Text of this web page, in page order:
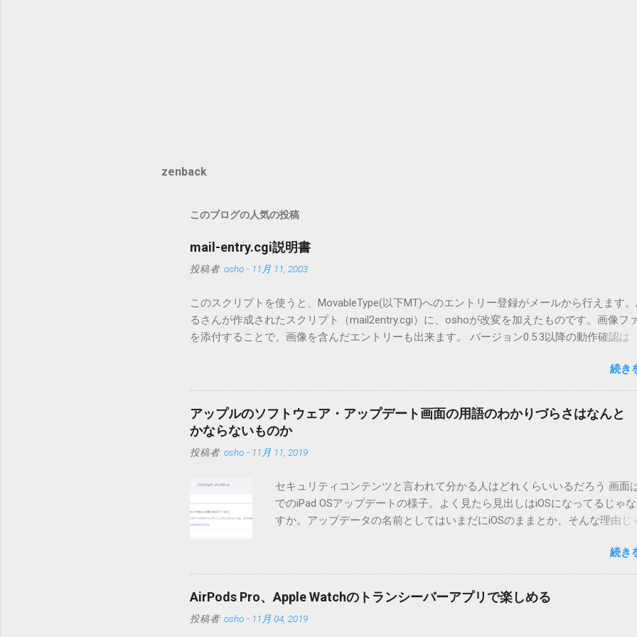
zenback
このブログの人気の投稿
mail-entry.cgi説明書
投稿者: osho - 11月 11, 2003
このスクリプトを使うと、MovableType(以下MT)へのエントリー登録がメールから行えます
るさんが作成されたスクリプト（mail2entry.cgi）に、oshoが改変を加えたものです。画像フ
を添付することで、画像を含んだエントリーも出来ます。 バージョン0.5.3以降の動作確認は
す。 現在のバージョンは0.5.3です。（2004/12/4リリース）※0.6.3を公開しています。まだ
点が多いため、こちらにはリンクしていません。安定を求める方は0.5.3を、新版の機能が必
は0.6.3をご利用ください。 こちら からどうぞ。 0.3.6までのバージョンに、エントリーが重
されてしまう不具合が存在しています。最新版へのアップデートを強くお勧めしてます。
entry.zipをダウンロードするにはここをクリックしてください。 （Windowsから解凍したフ
を見ると「_MACOSX」というフォルダと、同名のファイルが含まれていますが、関係ありま
うようです。） Ver.0.3.0以降用の差分ファイルはこちら 。ZIP圧縮してまとめてあります。
バージョン番号と同じバージョン番号を持つパッチを適用してください。バージョンが古い
一つずつ順に適用していく必要があります。0.5.0以降は、パッチが正常に当てられるかどう
目的となっています。 まずはどんなふうに使うものか説明し、設置方法は後述します。 使い
ール本文の1行目にauthor（投稿者）を、2行目にカテゴリを、それぞれ<>（半角文字）で囲
定してください。使用するauthorとカテゴリは事前にMTで作っておく必要があります。
応じて指定してください。この指定の前後に文字があってはいけません。また、<>の中の文
続き
アップルのソフトウェア・アップデート画面の用語のわかりづらさはなんと
かならないものか
投稿者: osho - 11月 11, 2019
セキュリティコンテンツと言われて分かる人はどれくらいいるだろう 画面
でのiPad OSアップデートの様子。よく見たら見出しはiOSになってるじゃ
すか。アップデータの名前としてはいまだにiOSのままとか、そんな理由じ
アップデートのセキュリティコンテンツについては、以下のWebサイトを
ださい」の部分。 セキュリティコンテンツ…？ こんなブログをやっている
説明に困ります。人によってはここで悩んだ結果、アップデートをしない
てきそうですよ。アップデートに限らず、分からないけどやってみる人よ
分からないからやらない人の方が多いと思います。経験上の感覚ですけれ
続き
AirPods Pro、Apple Watchのトランシーバーアプリで楽しめる
投稿者: osho - 11月 04, 2019